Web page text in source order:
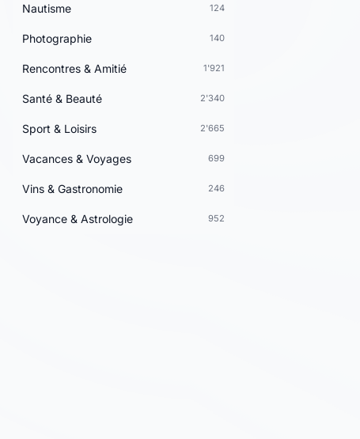
Nautisme 124
Photographie 140
Rencontres & Amitié 1'921
Santé & Beauté 2'340
Sport & Loisirs 2'665
Vacances & Voyages 699
Vins & Gastronomie 246
Voyance & Astrologie 952